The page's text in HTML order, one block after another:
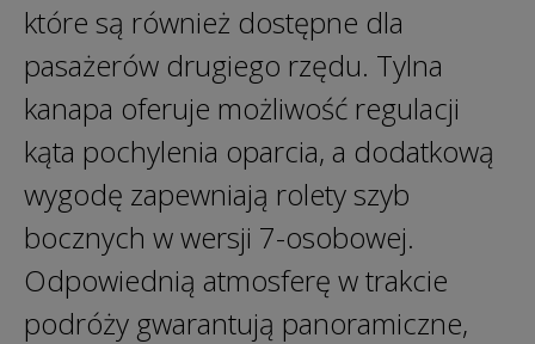
które są również dostępne dla
pasażerów drugiego rzędu. Tylna
kanapa oferuje możliwość regulacji
kąta pochylenia oparcia, a dodatkową
wygodę zapewniają rolety szyb
bocznych w wersji 7-osobowej.
Odpowiednią atmosferę w trakcie
podróży gwarantują panoramiczne,